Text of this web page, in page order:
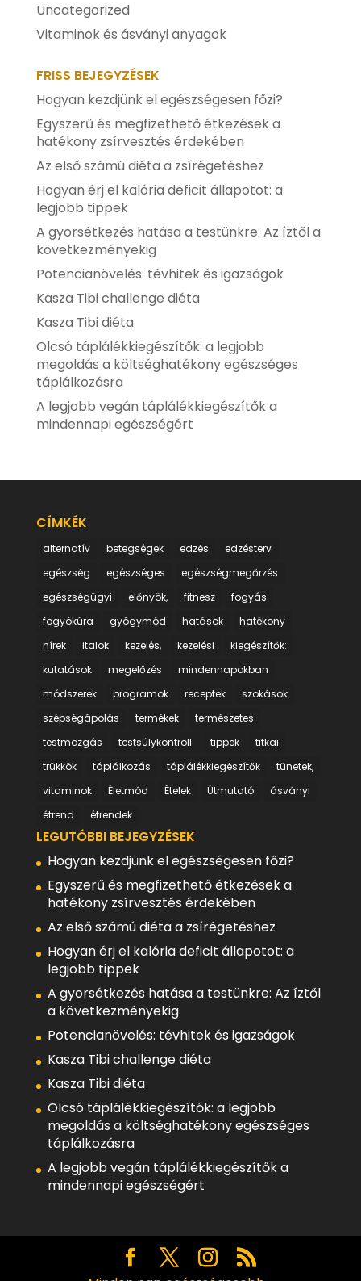
Uncategorized
Vitaminok és ásványi anyagok
FRISS BEJEGYZÉSEK
Hogyan kezdjünk el egészségesen főzi?
Egyszerű és megfizethető étkezések a
hatékony zsírvesztés érdekében
Az első számú diéta a zsírégetéshez
Hogyan érj el kalória deficit állapotot: a
legjobb tippek
A gyorsétkezés hatása a testünkre: Az íztől a
következményekig
Potencianövelés: tévhitek és igazságok
Kasza Tibi challenge diéta
Kasza Tibi diéta
Olcsó táplálékkiegészítők: a legjobb
megoldás a költséghatékony egészséges
táplálkozásra
A legjobb vegán táplálékkiegészítők a
mindennapi egészségért
CÍMKÉK
alternatív betegségek edzés
edzésterv
egészség
egészséges
egészségmegőrzés
egészségügyi
előnyök, fitnesz
fogyás
fogyókúra
gyógymód hatások
hatékony
hírek
italok kezelés, kezelési
kiegészítők:
kutatások
megelőzés
mindennapokban
módszerek
programok receptek
szokások
szépségápolás
termékek
természetes
testmozgás
testsúlykontroll: tippek
titkai
trükkök
táplálkozás táplálékkiegészítők
tünetek,
vitaminok
Életmód Ételek Útmutató
ásványi
étrend
étrendek
LEGUTÓBBI BEJEGYZÉSEK
Hogyan kezdjünk el egészségesen főzi?
Egyszerű és megfizethető étkezések a
hatékony zsírvesztés érdekében
Az első számú diéta a zsírégetéshez
Hogyan érj el kalória deficit állapotot: a
legjobb tippek
A gyorsétkezés hatása a testünkre: Az íztől
a következményekig
Potencianövelés: tévhitek és igazságok
Kasza Tibi challenge diéta
Kasza Tibi diéta
Olcsó táplálékkiegészítők: a legjobb
megoldás a költséghatékony egészséges
táplálkozásra
A legjobb vegán táplálékkiegészítők a
mindennapi egészségért